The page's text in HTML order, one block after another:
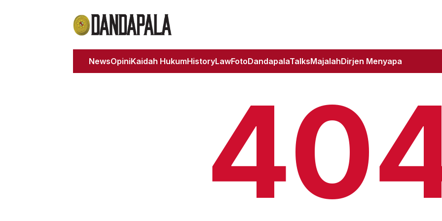
NewsOpiniKaidah HukumHistoryLawFotoDandapalaTalksMajalahDirjen Menyapa